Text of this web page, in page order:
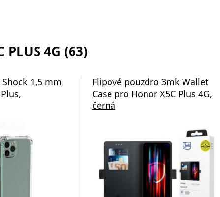
PLUS 4G (63)
1,5 mm
Flipové pouzdro 3mk Wallet
Case pro Honor X5C Plus 4G,
černá